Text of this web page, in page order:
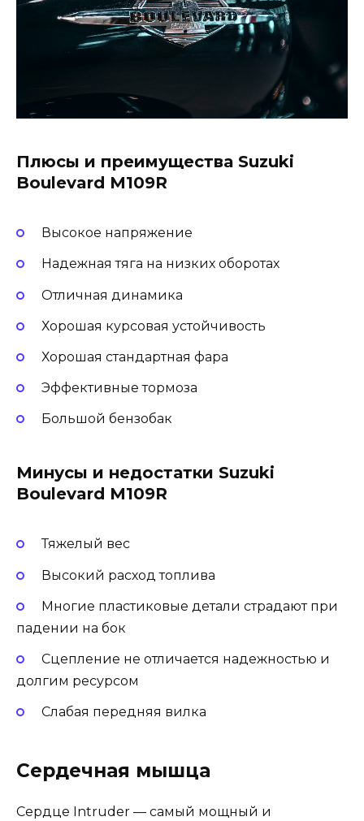
Плюсы и преимущества Suzuki
Boulevard M109R
Высокое напряжение
Надежная тяга на низких оборотах
Отличная динамика
Хорошая курсовая устойчивость
Хорошая стандартная фара
Эффективные тормоза
Большой бензобак
Минусы и недостатки Suzuki
Boulevard M109R
Тяжелый вес
Высокий расход топлива
Многие пластиковые детали страдают при
падении на бок
Сцепление не отличается надежностью и
долгим ресурсом
Слабая передняя вилка
Сердечная мышца
Сердце Intruder — самый мощный и